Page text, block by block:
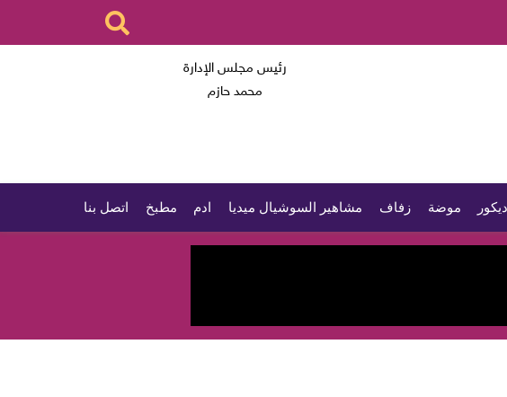
رئيس مجلس الإدارة
محمد حازم
ديكور موضة زفاف مشاهير السوشيال ميديا ادم مطبخ اتصل بنا